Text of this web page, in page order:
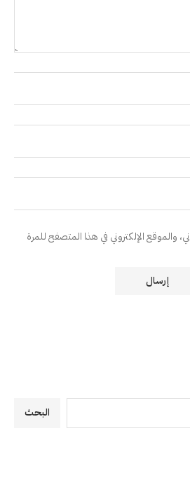
والموقع الإلكتروني في هذا المتصفح للمرة
البحث